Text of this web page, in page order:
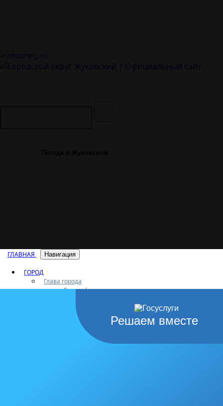
ГЛАВНАЯ Навигация
ГОРОД
Глава города
Биография
Доклады и отчеты
Устав города
Символика города
Решаем вместе